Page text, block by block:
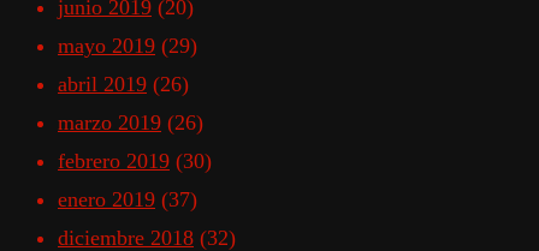
junio 2019 (20)
mayo 2019 (29)
abril 2019 (26)
marzo 2019 (26)
febrero 2019 (30)
enero 2019 (37)
diciembre 2018 (32)